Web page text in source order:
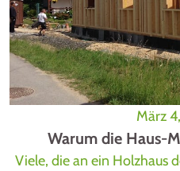
März
Warum die Haus-
Viele, die an ein Holzhaus